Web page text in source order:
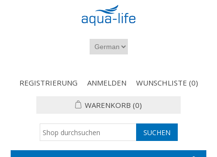
REGISTRIERUNG ANMELDEN WUNSCHLISTE (0)
WARENKORB (0)